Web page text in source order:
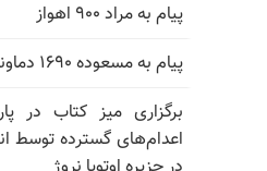
پیام به مراد ۹۰۰ اهواز
پیام به مسعوده ۱۶۹۰ دماوند
برگزاری میز کتاب در
اعدام‌های گسترده توسط